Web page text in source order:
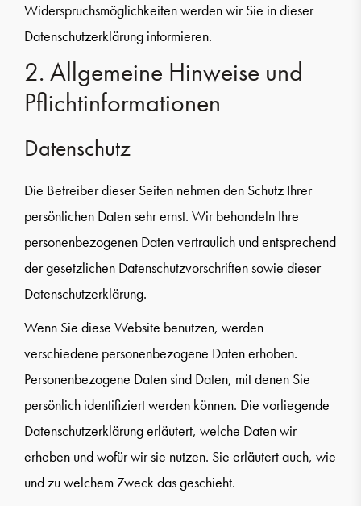
Widerspruchsmöglichkeiten werden wir Sie in dieser
Datenschutzerklärung informieren.
2. Allgemeine Hinweise und
Pflichtinformationen
Datenschutz
Die Betreiber dieser Seiten nehmen den Schutz Ihrer
persönlichen Daten sehr ernst. Wir behandeln Ihre
personenbezogenen Daten vertraulich und entsprechend
der gesetzlichen Datenschutzvorschriften sowie dieser
Datenschutzerklärung.
Wenn Sie diese Website benutzen, werden
verschiedene personenbezogene Daten erhoben.
Personenbezogene Daten sind Daten, mit denen Sie
persönlich identifiziert werden können. Die vorliegende
Datenschutzerklärung erläutert, welche Daten wir
erheben und wofür wir sie nutzen. Sie erläutert auch, wie
und zu welchem Zweck das geschieht.